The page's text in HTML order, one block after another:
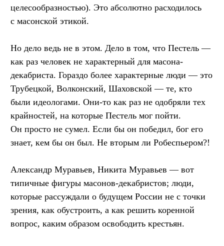
целесообразностью). Это абсолютно расходилось
с масонской этикой.
Но дело ведь не в этом. Дело в том, что Пестель —
как раз человек не характерный для масона-
декабриста. Гораздо более характерные люди — это
Трубецкой, Волконский, Шаховской — те, кто
были идеологами. Они-то как раз не одобряли тех
крайностей, на которые Пестель мог пойти.
Он просто не сумел. Если бы он победил, бог его
знает, кем бы он был. Не вторым ли Робеспьером?!
Александр Муравьев, Никита Муравьев — вот
типичные фигуры масонов-декабристов; люди,
которые рассуждали о будущем России не с точки
зрения, как обустроить, а как решить коренной
вопрос, каким образом освободить крестьян.